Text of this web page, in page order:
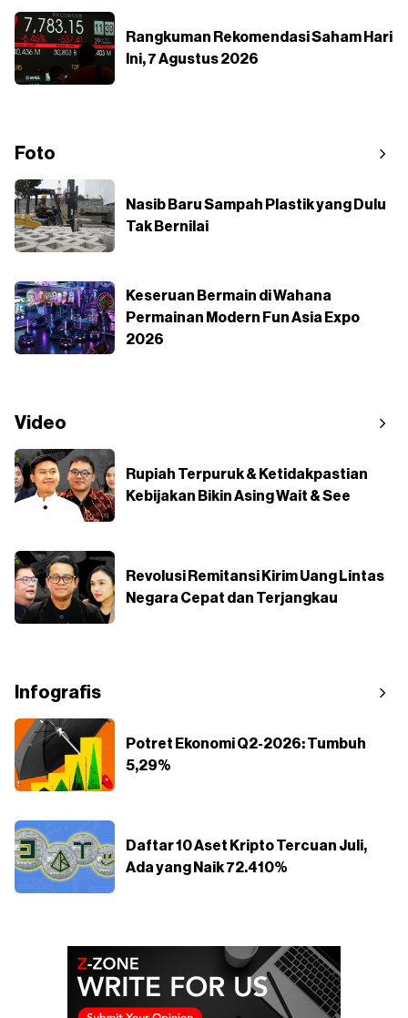
Rangkuman Rekomendasi Saham Hari
Ini, 7 Agustus 2026
Foto
Nasib Baru Sampah Plastik yang Dulu
Tak Bernilai
Keseruan Bermain di Wahana
Permainan Modern Fun Asia Expo
2026
Video
Rupiah Terpuruk & Ketidakpastian
Kebijakan Bikin Asing Wait & See
Revolusi Remitansi Kirim Uang Lintas
Negara Cepat dan Terjangkau
Infografis
Potret Ekonomi Q2-2026: Tumbuh
5,29%
Daftar 10 Aset Kripto Tercuan Juli,
Ada yang Naik 72.410%